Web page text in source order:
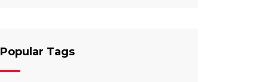
Popular Tags